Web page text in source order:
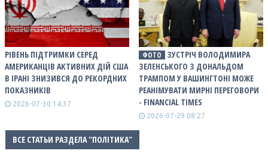
РІВЕНЬ ПІДТРИМКИ СЕРЕД
АМЕРИКАНЦІВ АКТИВНИХ ДІЙ США
В ІРАНІ ЗНИЗИВСЯ ДО РЕКОРДНИХ
ПОКАЗНИКІВ
2026-07-30 14:37
ФОТО
ЗУСТРІЧ ВОЛОДИМИРА
ЗЕЛЕНСЬКОГО З ДОНАЛЬДОМ
ТРАМПОМ У ВАШИНГТОНІ МОЖЕ
РЕАНІМУВАТИ МИРНІ ПЕРЕГОВОРИ
- FINANCIAL TIMES
2026-07-29 08:27
ВСЕ СТАТЬИ РАЗДЕЛА "ПОЛІТИКА"